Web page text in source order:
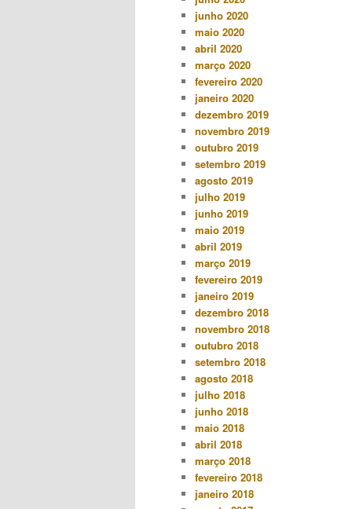
junho 2020
maio 2020
abril 2020
março 2020
fevereiro 2020
janeiro 2020
dezembro 2019
novembro 2019
outubro 2019
setembro 2019
agosto 2019
julho 2019
junho 2019
maio 2019
abril 2019
março 2019
fevereiro 2019
janeiro 2019
dezembro 2018
novembro 2018
outubro 2018
setembro 2018
agosto 2018
julho 2018
junho 2018
maio 2018
abril 2018
março 2018
fevereiro 2018
janeiro 2018